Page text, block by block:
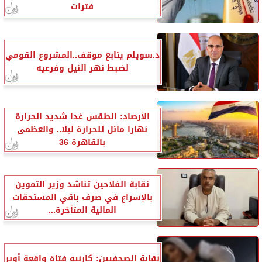
فترات
د.سويلم يتابع موقف..المشروع القومي
لضبط نهر النيل وفرعيه
الأرصاد: الطقس غدا شديد الحرارة
نهارا مائل للحرارة ليلا.. والعظمى
بالقاهرة 36
نقابة الفلاحين تناشد وزير التموين
بالإسراع في صرف باقي المستحقات
المالية المتأخرة...
نقابة الصحفيين: كارنيه فتاة واقعة أوبر